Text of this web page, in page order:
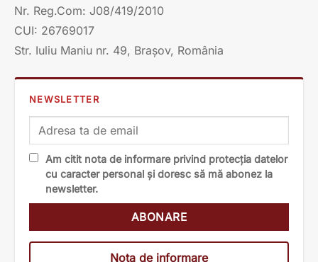
Nr. Reg.Com: J08/419/2010
CUI: 26769017
Str. Iuliu Maniu nr. 49, Brașov, România
NEWSLETTER
Am citit nota de informare privind protecția datelor
cu caracter personal și doresc să mă abonez la
newsletter.
Nota de informare